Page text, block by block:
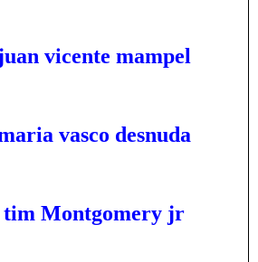
vicente mampel
vasco desnuda
tim Montgomery jr